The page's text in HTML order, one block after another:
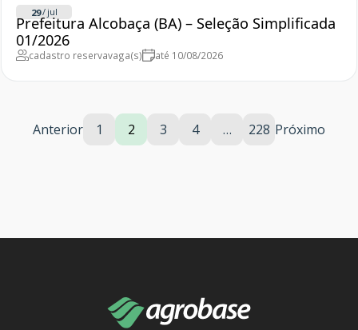
29/ jul
Prefeitura Alcobaça (BA) – Seleção Simplificada
01/2026
cadastro reservavaga(s) até 10/08/2026
Anterior 1 2 3 4 … 228 Próximo